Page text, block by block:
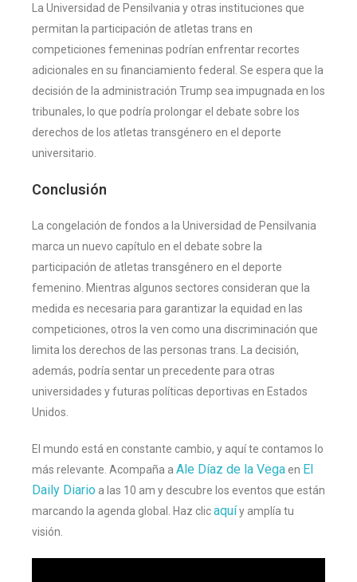
La Universidad de Pensilvania y otras instituciones que
permitan la participación de atletas trans en
competiciones femeninas podrían enfrentar recortes
adicionales en su financiamiento federal. Se espera que la
decisión de la administración Trump sea impugnada en los
tribunales, lo que podría prolongar el debate sobre los
derechos de los atletas transgénero en el deporte
universitario.
Conclusión
La congelación de fondos a la Universidad de Pensilvania
marca un nuevo capítulo en el debate sobre la
participación de atletas transgénero en el deporte
femenino. Mientras algunos sectores consideran que la
medida es necesaria para garantizar la equidad en las
competiciones, otros la ven como una discriminación que
limita los derechos de las personas trans. La decisión,
además, podría sentar un precedente para otras
universidades y futuras políticas deportivas en Estados
Unidos.
El mundo está en constante cambio, y aquí te contamos lo
más relevante. Acompaña a Ale Díaz de la Vegaen El
Daily Diario a las 10 am y descubre los eventos que están
marcando la agenda global. Haz clicaquíy amplía tu
visión.